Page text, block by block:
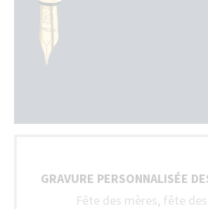
GRAVURE PERSONNALISÉE
Fête des mères, fête